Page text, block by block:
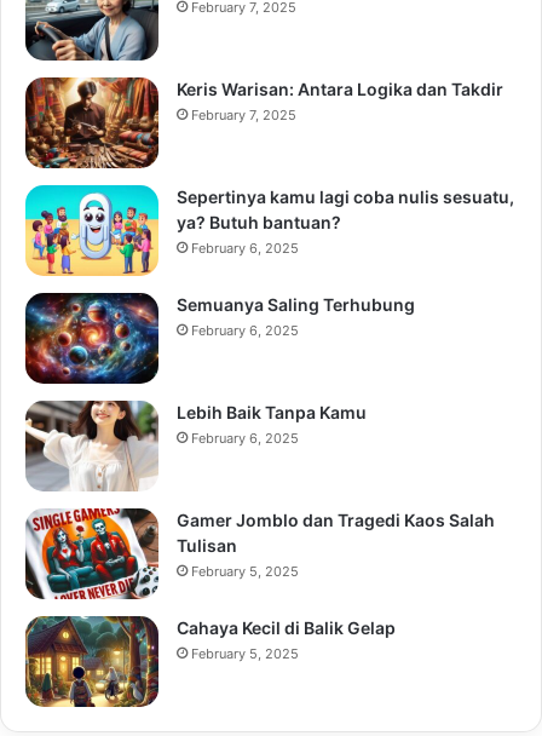
February 7, 2025
Keris Warisan: Antara Logika dan Takdir
February 7, 2025
Sepertinya kamu lagi coba nulis sesuatu,
ya? Butuh bantuan?
February 6, 2025
Semuanya Saling Terhubung
February 6, 2025
Lebih Baik Tanpa Kamu
February 6, 2025
Gamer Jomblo dan Tragedi Kaos Salah
Tulisan
February 5, 2025
Cahaya Kecil di Balik Gelap
February 5, 2025